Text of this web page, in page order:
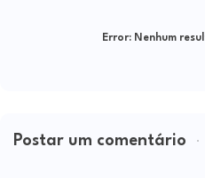
Error: Nenhum
Postar um comentário